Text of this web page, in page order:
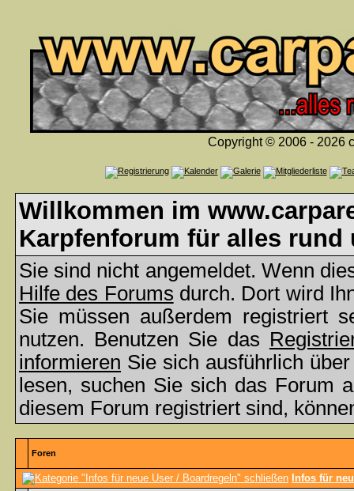
Copyright © 2006 - 2026
Willkommen im
Karpfenforum für alles rund
Sie sind nicht angemeldet. Wenn
Hilfe des Forums durch. Dort wird
Sie müssen außerdem registriert
nutzen. Benutzen Sie das
informieren Sie sich ausführlich
lesen, suchen Sie sich das Forum
diesem Forum registriert sind,
Foren
Infos für